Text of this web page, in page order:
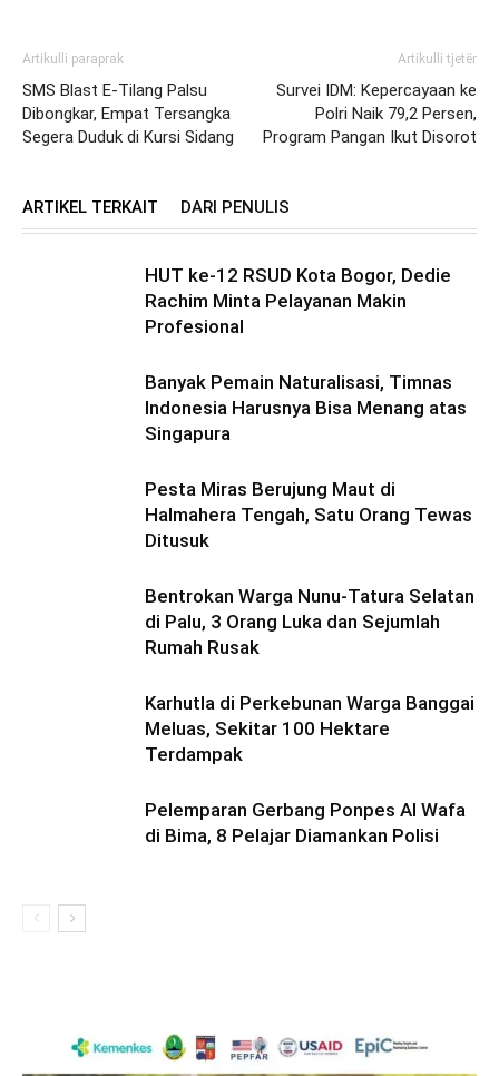
Artikulli paraprak
SMS Blast E-Tilang Palsu
Dibongkar, Empat Tersangka
Segera Duduk di Kursi Sidang
Artikulli tjetër
Survei IDM: Kepercayaan ke
Polri Naik 79,2 Persen,
Program Pangan Ikut Disorot
ARTIKEL TERKAIT DARI PENULIS
HUT ke-12 RSUD Kota Bogor, Dedie
Rachim Minta Pelayanan Makin
Profesional
Banyak Pemain Naturalisasi, Timnas
Indonesia Harusnya Bisa Menang atas
Singapura
Pesta Miras Berujung Maut di
Halmahera Tengah, Satu Orang Tewas
Ditusuk
Bentrokan Warga Nunu-Tatura Selatan
di Palu, 3 Orang Luka dan Sejumlah
Rumah Rusak
Karhutla di Perkebunan Warga Banggai
Meluas, Sekitar 100 Hektare
Terdampak
Pelemparan Gerbang Ponpes Al Wafa
di Bima, 8 Pelajar Diamankan Polisi